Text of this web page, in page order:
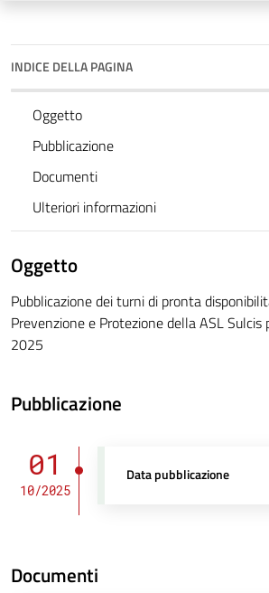
INDICE DELLA PAGINA
Oggetto
Pubblicazione
Documenti
Ulteriori informazioni
Oggetto
Pubblicazione dei turni di pronta
Prevenzione e Protezione della ASL
2025
Pubblicazione
01
10/2025
Data pubblicazione
Documenti